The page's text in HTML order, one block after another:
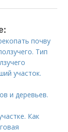
почву
Тип
участок.
и деревьев.
Как